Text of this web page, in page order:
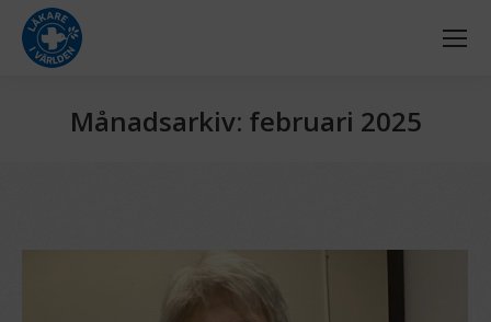
Månadsarkiv: februari 2025